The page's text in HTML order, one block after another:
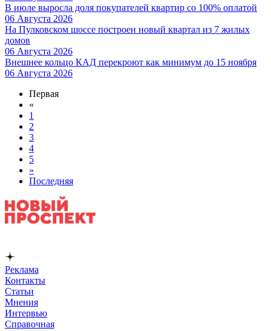
В июле выросла доля покупателей квартир со 100% оплатой
06 Августа 2026
На Пулковском шоссе построен новый квартал из 7 жилых
домов
06 Августа 2026
Внешнее кольцо КАД перекроют как минимум до 15 ноября
06 Августа 2026
Первая
«
1
2
3
4
5
»
Последняя
Реклама
Контакты
Статьи
Мнения
Интервью
Справочная